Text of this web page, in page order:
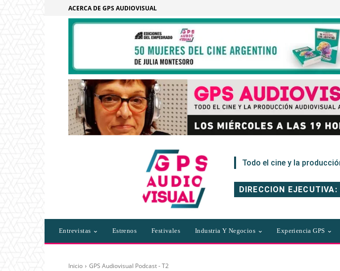
ACERCA DE GPS AUDIOVISUAL
Todo el cine y la
DIRECCION
Entrevistas Estrenos Festivales Industria Y Negocios Experiencia GPS
Inicio GPS Audiovisual Podcast - T2